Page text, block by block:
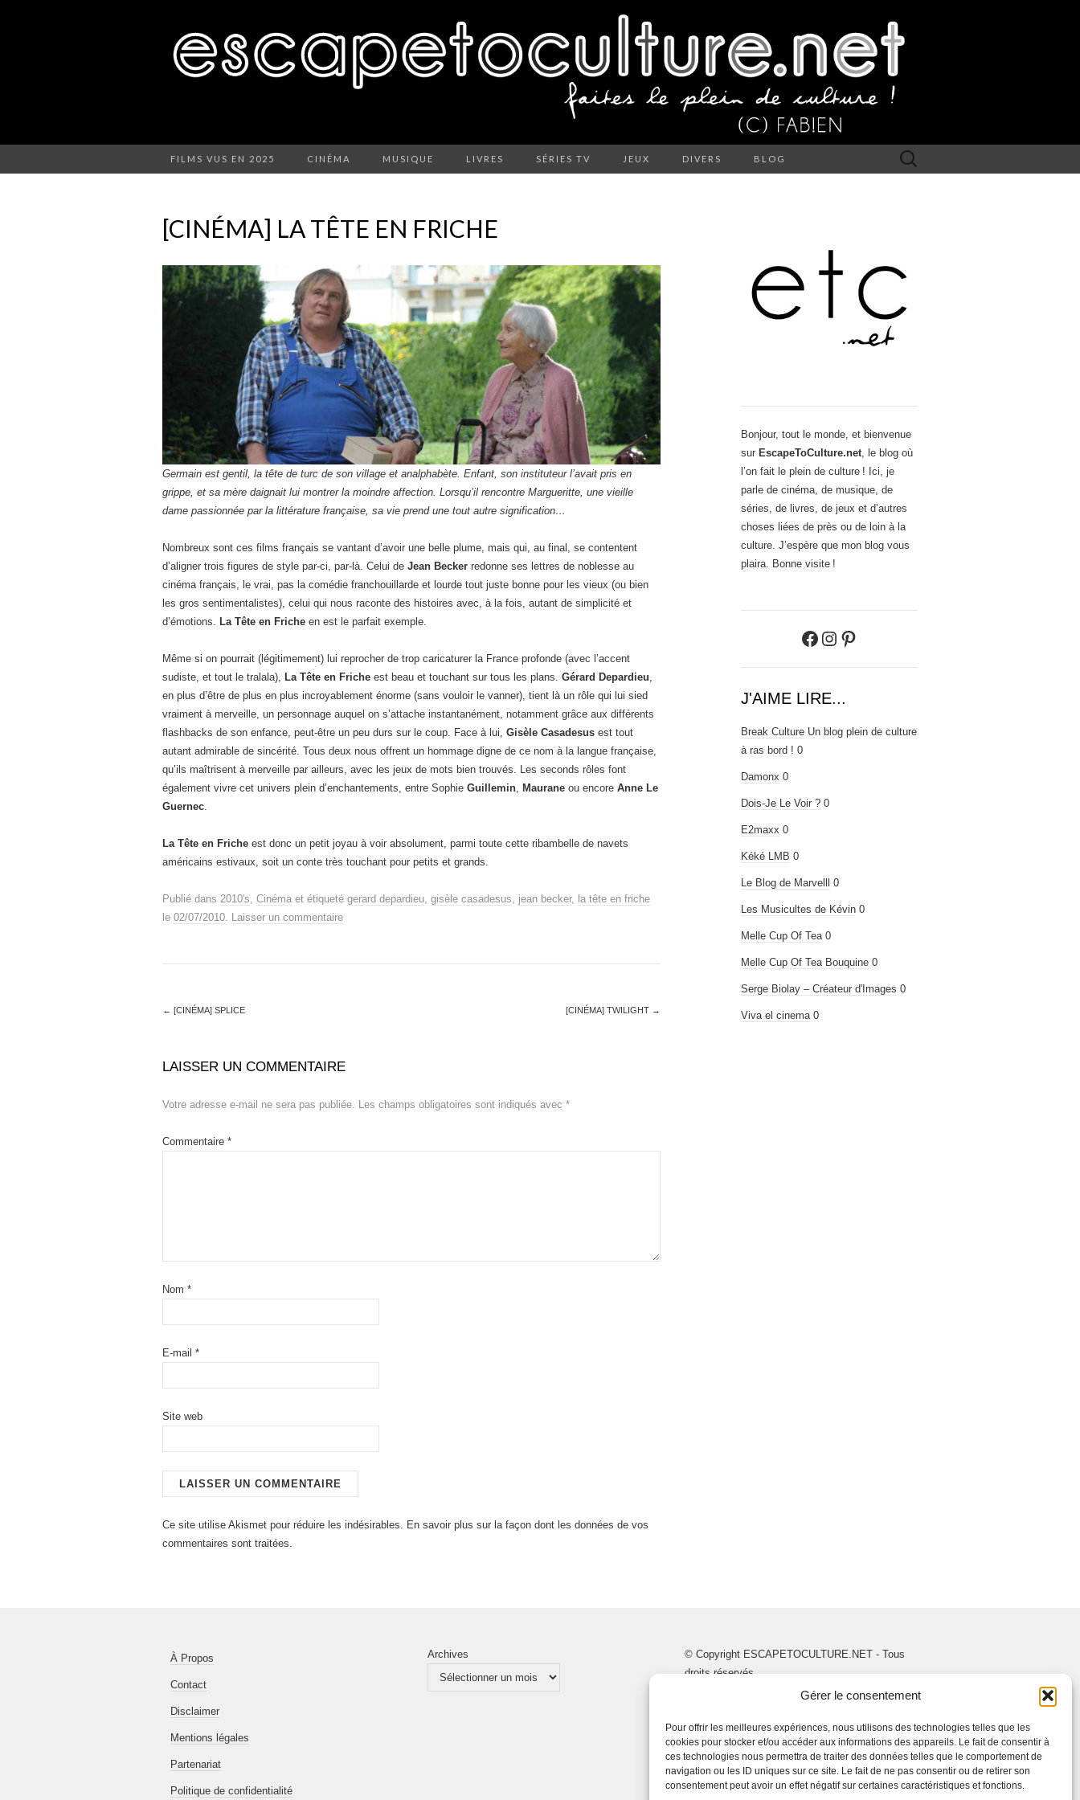
Gérer le consentement
Pour offrir les meilleures expériences, nous utilisons des technologies telles que les
cookies pour stocker et/ou accéder aux informations des appareils. Le fait de consentir à
ces technologies nous permettra de traiter des données telles que le comportement de
navigation ou les ID uniques sur ce site. Le fait de ne pas consentir ou de retirer son
consentement peut avoir un effet négatif sur certaines caractéristiques et fonctions.
FILMS VUS EN 2025 CINÉMA MUSIQUE LIVRES SÉRIES TV JEUX DIVERS BLOG Rechercher :
[CINÉMA] LA TÊTE EN FRICHE
Germain est gentil, la tête de turc de son village et analphabète. Enfant, son instituteur l’avait pris en
grippe, et sa mère daignait lui montrer la moindre affection. Lorsqu’il rencontre Margueritte, une vieille
dame passionnée par la littérature française, sa vie prend une tout autre signification…
Nombreux sont ces films français se vantant d’avoir une belle plume, mais qui, au final, se contentent
d’aligner trois figures de style par-ci, par-là. Celui de Jean Becker redonne ses lettres de noblesse au
cinéma français, le vrai, pas la comédie franchouillarde et lourde tout juste bonne pour les vieux (ou bien
les gros sentimentalistes), celui qui nous raconte des histoires avec, à la fois, autant de simplicité et
d’émotions.
La Tête en Friche en est le parfait exemple.
Même si on pourrait (légitimement) lui reprocher de trop caricaturer la France profonde (avec l’accent
sudiste, et tout le tralala),
La Tête en Friche est beau et touchant sur tous les plans. Gérard Depardieu
en plus d’être de plus en plus incroyablement énorme (sans vouloir le vanner), tient là un rôle qui lui sied
vraiment à merveille, un personnage auquel on s’attache instantanément, notamment grâce aux différents
flashbacks de son enfance, peut-être un peu durs sur le coup. Face à lui, Gisèle Casadesus est tout
autant admirable de sincérité. Tous deux nous offrent un hommage digne de ce nom à la langue française,
qu’ils maîtrisent à merveille par ailleurs, avec les jeux de mots bien trouvés. Les seconds rôles font
également vivre cet univers plein d’enchantements, entre Sophie Guillemin Maurane ou encore Anne Le
Guernec
La Tête en Friche est donc un petit joyau à voir absolument, parmi toute cette ribambelle de navets
américains estivaux, soit un conte très touchant pour petits et grands.
Publié dans 2010's Cinéma et étiqueté gerard depardieu gisèle casadesus jean becker,
la tête en friche
le 02/07/2010 Laisser un commentaire
← [CINÉMA] SPLICE [CINÉMA] TWILIGHT →
LAISSER UN COMMENTAIRE
Votre adresse e-mail ne sera pas publiée. Les champs obligatoires sont indiqués avec *
Commentaire *
Nom *
E-mail *
Site web
Ce site utilise Akismet pour réduire les indésirables.
En savoir plus sur la façon dont les données de vos
commentaires sont traitées
Bonjour, tout le monde, et bienvenue
sur EscapeToCulture.net , le blog où
l’on fait le plein de culture ! Ici, je
parle de cinéma, de musique, de
séries, de livres, de jeux et d’autres
choses liées de près ou de loin à la
culture. J’espère que mon blog vous
plaira. Bonne visite !
Facebook
Instagram
Pinterest
J'AIME LIRE...
Break Culture Un blog plein de culture
à ras bord ! 0
Damonx 0
Dois-Je Le Voir ? 0
E2maxx 0
Kéké LMB 0
Le Blog de Marvelll 0
Les Musicultes de Kévin 0
Melle Cup Of Tea 0
Melle Cup Of Tea Bouquine 0
Serge Biolay – Créateur d'Images 0
Viva el cinema 0
À Propos
Contact
Disclaimer
Mentions légales
Partenariat
Politique de confidentialité
Archives
© Copyright ESCAPETOCULTURE.NET - Tous
droits réservés.